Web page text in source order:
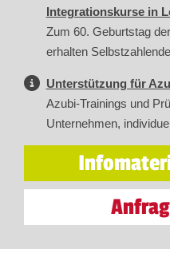
Integrationskurse in
Zum 60. Geburtstag
erhalten
Unterstützung für
Azubi-Trainings und
Unternehmen,